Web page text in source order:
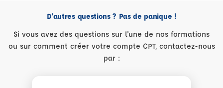
D'autres questions ? Pas de panique !
Si vous avez des questions sur l'une de nos formations
ou sur comment créer votre compte CPT, contactez-nous
par :